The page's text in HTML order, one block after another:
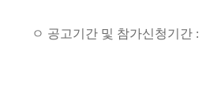
ㅇ 공고기간 및 참가신청기간 :